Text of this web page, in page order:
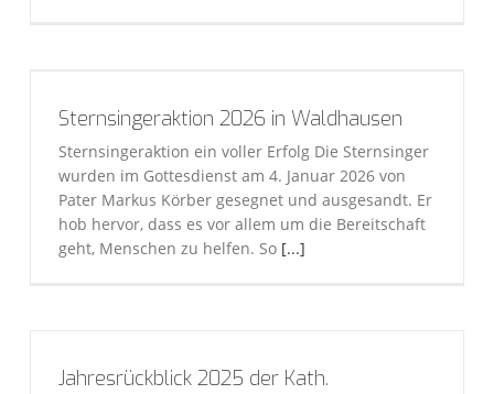
Sternsingeraktion 2026 in Waldhausen
Sternsingeraktion ein voller Erfolg Die Sternsinger
wurden im Gottesdienst am 4. Januar 2026 von
Pater Markus Körber gesegnet und ausgesandt. Er
hob hervor, dass es vor allem um die Bereitschaft
geht, Menschen zu helfen. So [...]
Jahresrückblick 2025 der Kath.